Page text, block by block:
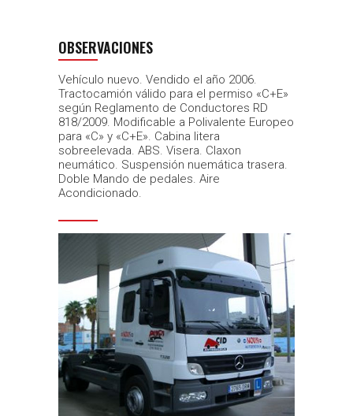
OBSERVACIONES
Vehículo nuevo. Vendido el año 2006.
Tractocamión válido para el permiso «C+E»
según Reglamento de Conductores RD
818/2009. Modificable a Polivalente Europeo
para «C» y «C+E». Cabina litera
sobreelevada. ABS. Visera. Claxon
neumático. Suspensión nuemática trasera.
Doble Mando de pedales. Aire
Acondicionado.